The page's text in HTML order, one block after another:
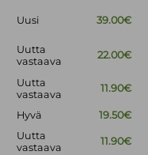
Uusi 39.00€
Uutta
vastaava
22.00€
Uutta
vastaava
11.90€
Hyvä 19.50€
Uutta
vastaava
11.90€